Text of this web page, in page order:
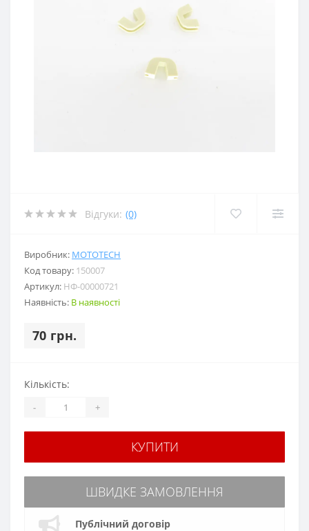
Відгуки: (0)
Виробник: MOTOTECH
Код товару: 150007
Артикул: НФ-00000721
Наявність: В наявності
70 грн.
Кількість:
- +
КУПИТИ
ШВИДКЕ ЗАМОВЛЕННЯ
Публічний договір